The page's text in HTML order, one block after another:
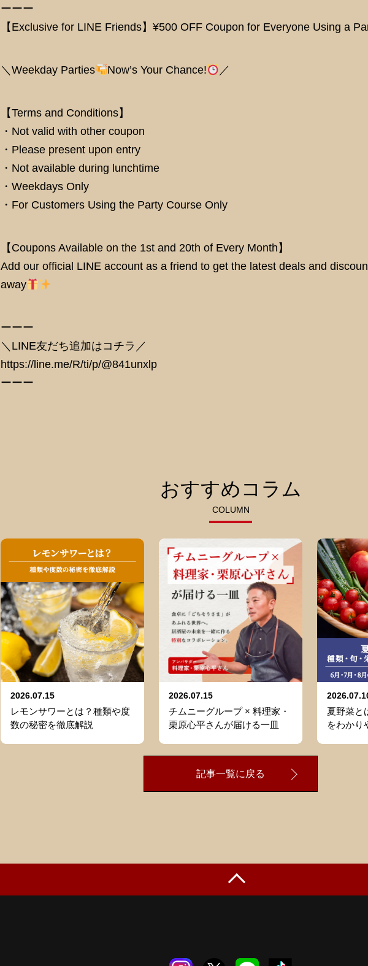
ーーー
【Exclusive for LINE Friends】¥500 OFF Coupon for Everyone Using a
＼Weekday Parties Now’s Your Chance! ／
【Terms and Conditions】
・Not valid with other coupon
・Please present upon entry
・Not available during lunchtime
・Weekdays Only
・For Customers Using the Party Course Only
【Coupons Available on the 1st and 20th of Every Month】
Add our official LINE account as a friend to get the latest deals and
away
ーーー
＼LINE友だち追加はコチラ／
https://line.me/R/ti/p/@841unxlp
ーーー
おすすめコラム
COLUMN
2026.07.15
レモンサワーとは？種類や度
数の秘密を徹底解説
2026.07.15
チムニーグループ × 料理家・
栗原心平さんが届ける一皿
夏野菜と
をわかり
記事一覧に戻る